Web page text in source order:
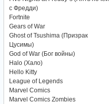
с Фредди)
Fortnite
Gears of War
Ghost of Tsushima (Призрак
Цусимы)
God of War (Бог войны)
Halo (Хало)
Hello Kitty
League of Legends
Marvel Comics
Marvel Comics Zombies